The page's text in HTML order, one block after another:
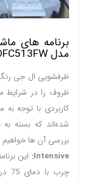
مدل DFC513FW
ظروف را در شرایط
کاربردی با توجه
شده‌اند که بسته به
بررسی آن ها
Intensive: این